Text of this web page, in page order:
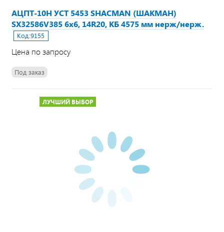
АЦПТ-10Н УСТ 5453 SHACMAN (ШАКМАН)
SX32586V385 6х6, 14R20, КБ 4575 мм нерж/нерж.
Код:9155
Цена по запросу
Под заказ
ЛУЧШИЙ ВЫБОР